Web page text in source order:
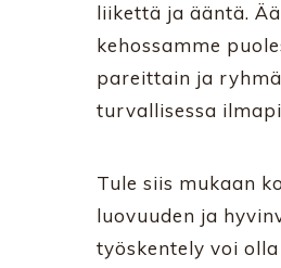
liikettä ja ääntä.
kehossamme
pareittain ja
turvallisessa
Tule siis mukaan
luovuuden ja
työskentely voi